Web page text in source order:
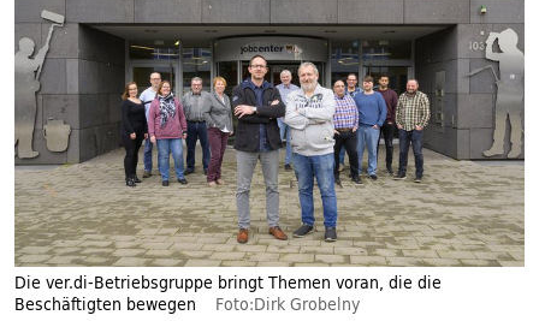
Die ver.di-Betriebsgruppe bringt Themen voran, die die
Beschäftigten bewegen Foto:Dirk Grobelny